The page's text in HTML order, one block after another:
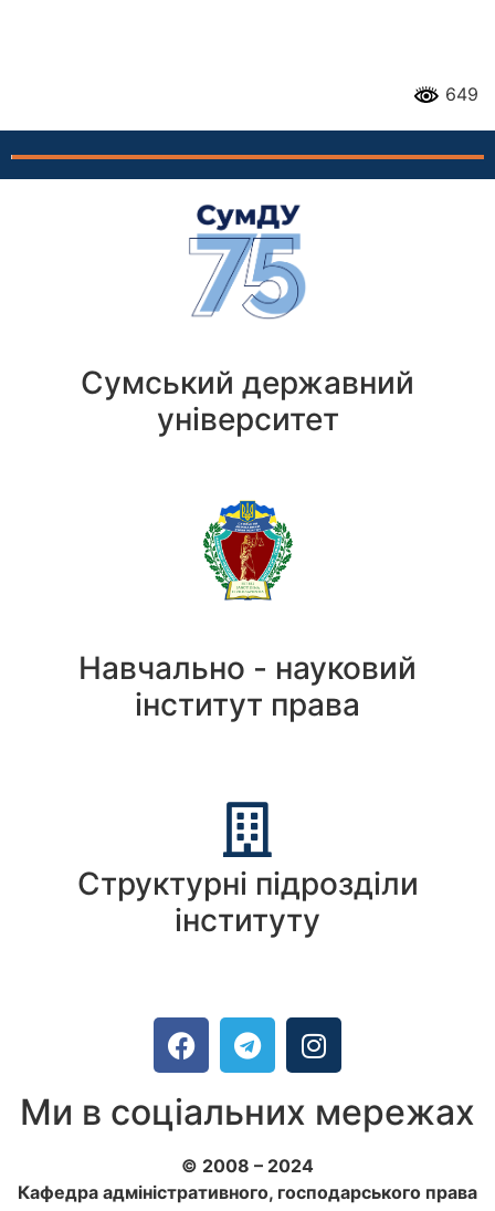
649
Сумський державний
університет
Навчально - науковий
інститут права
Структурні підрозділи
інституту
Ми в соціальних мережах
© 2008 – 2024
Кафедра адміністративного, господарського права